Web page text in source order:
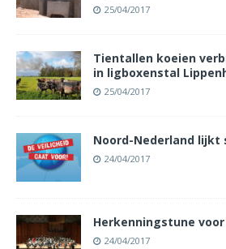
25/04/2017
Tientallen koeien
in ligboxenstal
25/04/2017
Noord-Nederland lijkt
24/04/2017
Herkenningstune voor
24/04/2017